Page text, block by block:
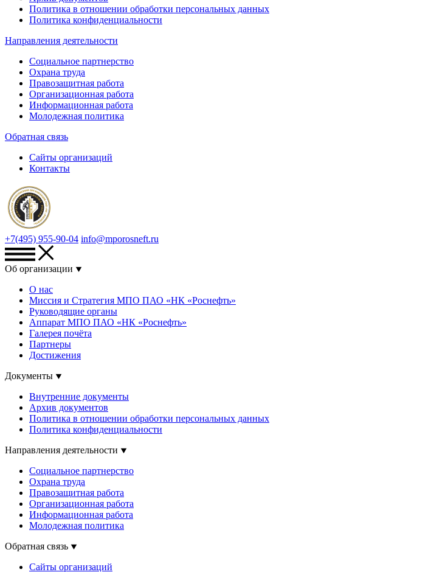
Политика в отношении обработки персональных данных
Политика конфиденциальности
Направления деятельности
Социальное партнерство
Охрана труда
Правозащитная работа
Организационная работа
Информационная работа
Молодежная политика
Обратная связь
Сайты организаций
Контакты
+7(495) 955-90-04 info@mporosneft.ru
Об организации
О нас
Миссия и Стратегия МПО ПАО «НК «Роснефть»
Руководящие органы
Аппарат МПО ПАО «НК «Роснефть»
Галерея почёта
Партнеры
Достижения
Документы
Внутренние документы
Архив документов
Политика в отношении обработки персональных данных
Политика конфиденциальности
Направления деятельности
Социальное партнерство
Охрана труда
Правозащитная работа
Организационная работа
Информационная работа
Молодежная политика
Обратная связь
Сайты организаций